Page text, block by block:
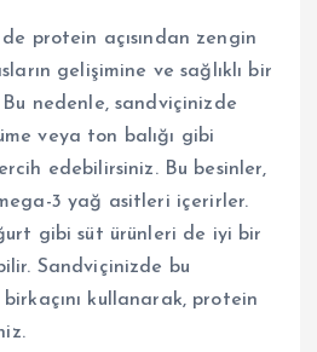
protein açısından zengin
gelişimine ve sağlıklı bir
nedenle, sandviçinizde
veya ton balığı gibi
edebilirsiniz. Bu besinler,
3 yağ asitleri içerirler.
gibi süt ürünleri de iyi bir
Sandviçinizde bu
kullanarak, protein